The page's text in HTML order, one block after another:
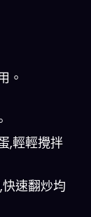
。
,輕輕攪拌
速翻炒均